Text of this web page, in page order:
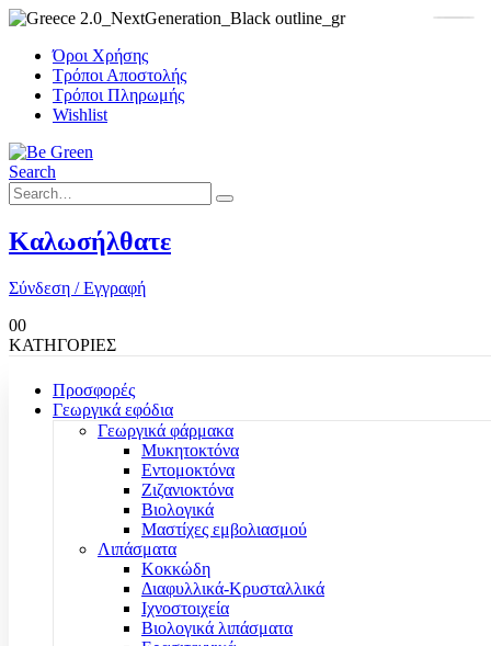
Όροι Χρήσης
Τρόποι Αποστολής
Τρόποι Πληρωμής
Wishlist
Search
Καλωσήλθατε
Σύνδεση / Εγγραφή
00
ΚΑΤΗΓΟΡΙΕΣ
Προσφορές
Γεωργικά εφόδια
Γεωργικά φάρμακα
Μυκητοκτόνα
Εντομοκτόνα
Ζιζανιοκτόνα
Βιολογικά
Μαστίχες εμβολιασμού
Λιπάσματα
Κοκκώδη
Διαφυλλικά-Κρυσταλλικά
Ιχνοστοιχεία
Βιολογικά λιπάσματα